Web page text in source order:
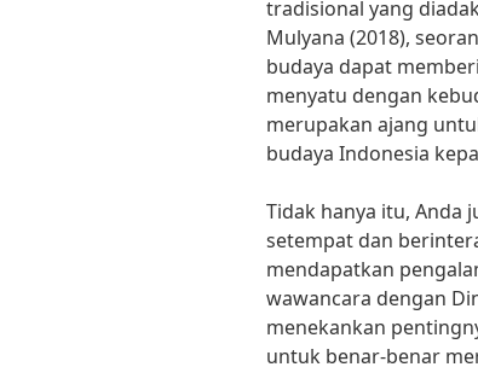
tradisional yang
Mulyana (2018),
budaya dapat
menyatu dengan
merupakan ajang
budaya Indonesia
Tidak hanya itu, Anda
setempat dan
mendapatkan
wawancara dengan
menekankan
untuk benar-benar